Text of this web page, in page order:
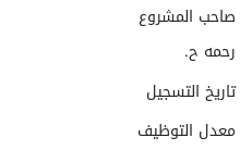
صاحب المشروع
رحمه ح.
تاريخ التسجيل
معدل التوظيف